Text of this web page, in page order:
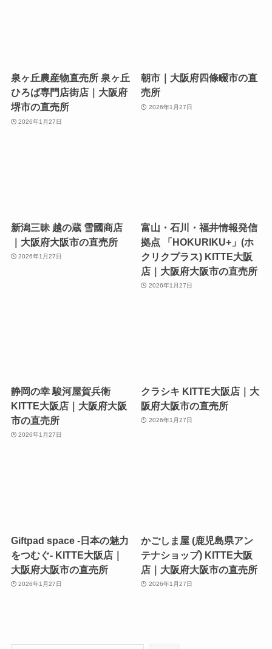
泉ヶ丘農産物直売所 泉ヶ丘
ひろば専門店街店｜大阪府
堺市の直売所
2026年1月27日
朝市｜大阪府四條畷市の直
売所
2026年1月27日
新潟三昧 越の蔵 雪國商店
｜大阪府大阪市の直売所
2026年1月27日
富山・石川・福井情報発信
拠点 「HOKURIKU+」(ホ
クリクプラス) KITTE大阪
店｜大阪府大阪市の直売所
2026年1月27日
静岡の幸 駿河屋賀兵衛
KITTE大阪店｜大阪府大阪
市の直売所
2026年1月27日
クラシキ KITTE大阪店｜大
阪府大阪市の直売所
2026年1月27日
Giftpad space -日本の魅力
をつむぐ- KITTE大阪店｜
大阪府大阪市の直売所
2026年1月27日
かごしま屋 (鹿児島県アン
テナショップ) KITTE大阪
店｜大阪府大阪市の直売所
2026年1月27日